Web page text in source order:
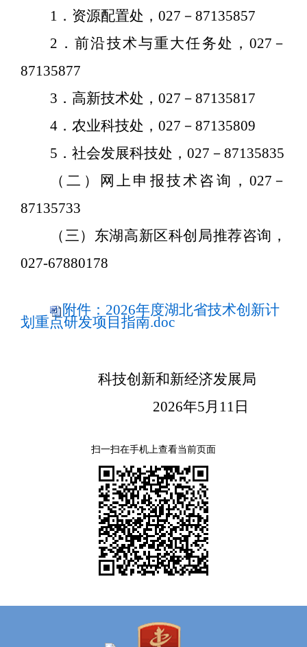
1 ．资源配置处， 027 － 87135857
2 ．前沿技术与重大任务处， 027 －
87135877
3 ．高新技术处， 027 － 87135817
4 ．农业科技处， 027 － 87135809
5 ．社会发展科技处， 027 － 87135835
（二）网上申报技术咨询 ， 027 －
87135733
（三）东湖高新区科创局推荐咨询 ，
027-67880178
附件：2026年度湖北省技术创新计
划重点研发项目指南.doc
科技创新和新经济发展局
2026年5月 11 日
扫一扫在手机上查看当前页面